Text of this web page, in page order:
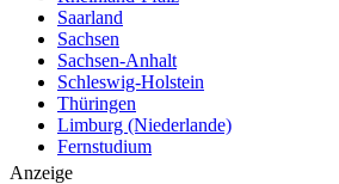
Saarland
Sachsen
Sachsen-Anhalt
Schleswig-Holstein
Thüringen
Limburg (Niederlande)
Fernstudium
Anzeige